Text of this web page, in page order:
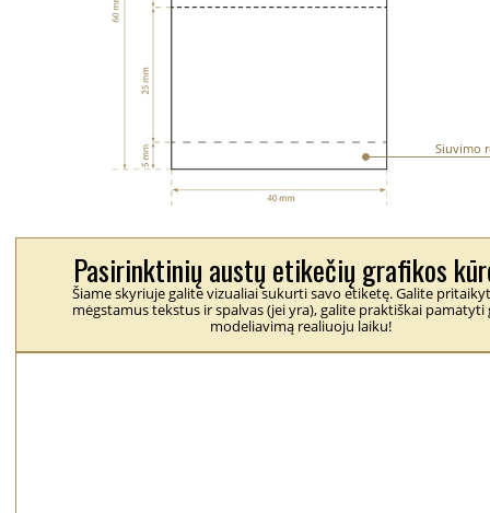
Siuvimo
Pasirinktinių austų etikečių grafikos
Šiame skyriuje galite vizualiai sukurti savo etiketę. Galite
mėgstamus tekstus ir spalvas (jei yra), galite praktiškai pamatyti
modeliavimą realiuoju laiku!